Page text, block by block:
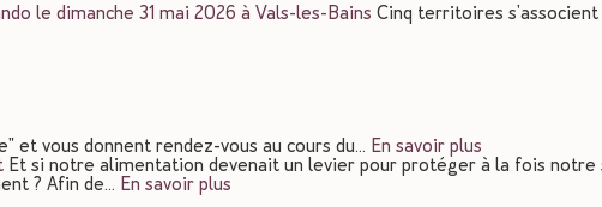
le dimanche 31 mai 2026 à Vals-les-Bains Cinq territoires
et vous donnent rendez-vous au cours du… En savoir plus
Et si notre alimentation devenait un levier pour protéger à la fois
? Afin de… En savoir plus